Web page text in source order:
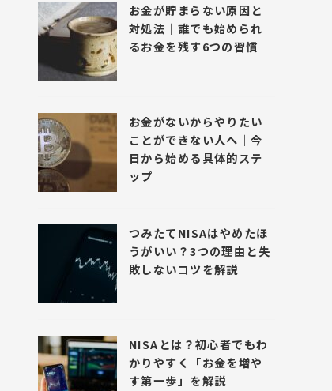
お金が貯まらない原因と
対処法｜誰でも始められ
るお金を残す6つの習慣
お金がないからやりたい
ことができない人へ｜今
日から始める具体的ステ
ップ
つみたてNISAはやめたほ
うがいい？3つの理由と失
敗しないコツを解説
NISAとは？初心者でもわ
かりやすく「お金を増や
す第一歩」を解説